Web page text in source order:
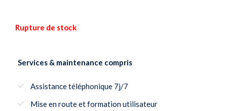
Rupture de stock
Services & maintenance compris
Assistance téléphonique 7j/7
Mise en route et formation utilisateur